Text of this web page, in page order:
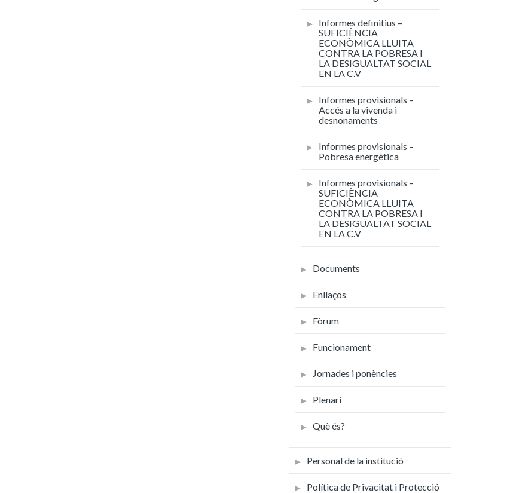
Informes definitius –
SUFICIÈNCIA
ECONÒMICA LLUITA
CONTRA LA POBRESA I
LA DESIGUALTAT SOCIAL
EN LA C.V
Informes provisionals –
Accés a la vivenda i
desnonaments
Informes provisionals –
Pobresa energètica
Informes provisionals –
SUFICIÈNCIA
ECONÒMICA LLUITA
CONTRA LA POBRESA I
LA DESIGUALTAT SOCIAL
EN LA C.V
Documents
Enllaços
Fòrum
Funcionament
Jornades i ponències
Plenari
Què és?
Personal de la institució
Política de Privacitat i Protecció